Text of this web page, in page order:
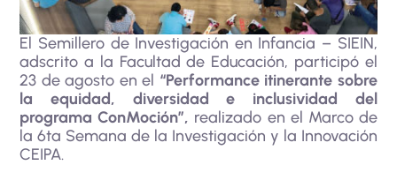
El Semillero de Investigación en Infancia – SIEIN,
adscrito a la Facultad de Educación, participó el
23 de agosto en el “Performance itinerante sobre
la equidad, diversidad e inclusividad del
programa ConMoción”, realizado en el Marco de
la 6ta Semana de la Investigación y la Innovación
CEIPA.